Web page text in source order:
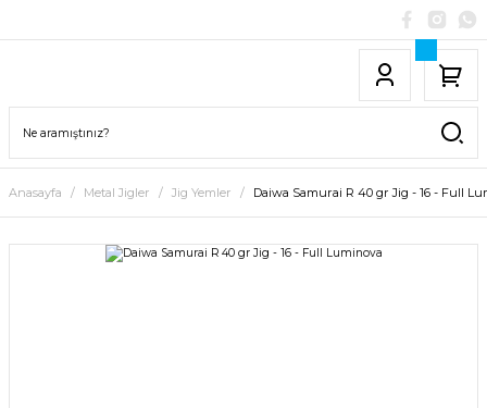
Anasayfa Metal Jigler Jig Yemler Daiwa Samurai R 40 gr Jig - 16 - Full